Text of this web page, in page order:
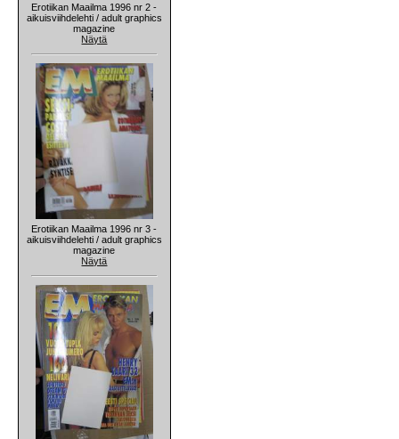
Erotiikan Maailma 1996 nr 2 -
aikuisviihdelehti / adult graphics
magazine
Näytä
Erotiikan Maailma 1996 nr 3 -
aikuisviihdelehti / adult graphics
magazine
Näytä